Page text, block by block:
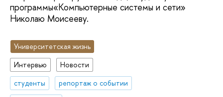
программы«Компьютерные системы и сети»
Николаю Моисееву.
Университетская жизнь
Интервью
Новости
студенты
репортаж о событии